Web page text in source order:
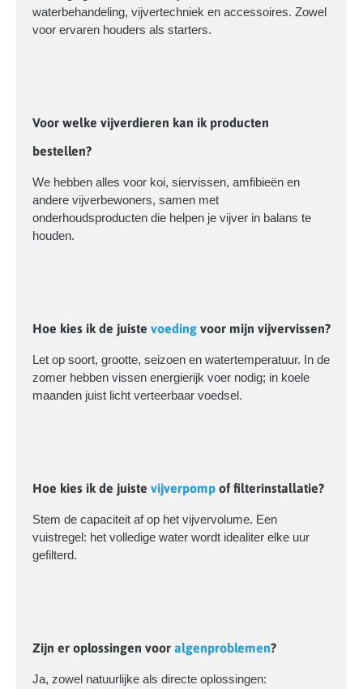
waterbehandeling, vijvertechniek en accessoires. Zowel
voor ervaren houders als starters.
Voor welke vijverdieren kan ik producten
bestellen?
We hebben alles voor koi, siervissen, amfibieën en
andere vijverbewoners, samen met
onderhoudsproducten die helpen je vijver in balans te
houden.
Hoe kies ik de juiste voeding voor mijn vijvervissen?
Let op soort, grootte, seizoen en watertemperatuur. In de
zomer hebben vissen energierijk voer nodig; in koele
maanden juist licht verteerbaar voedsel.
Hoe kies ik de juiste vijverpomp of filterinstallatie?
Stem de capaciteit af op het vijvervolume. Een
vuistregel: het volledige water wordt idealiter elke uur
gefilterd.
Zijn er oplossingen voor algenproblemen?
Ja, zowel natuurlijke als directe oplossingen: